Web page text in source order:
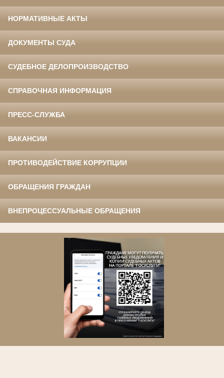
НОРМАТИВНЫЕ АКТЫ
ДОКУМЕНТЫ СУДА
СУДЕБНОЕ ДЕЛОПРОИЗВОДСТВО
СПРАВОЧНАЯ ИНФОРМАЦИЯ
ПРЕСС-СЛУЖБА
ВАКАНСИИ
ПРОТИВОДЕЙСТВИЕ КОРРУПЦИИ
ОБРАЩЕНИЯ ГРАЖДАН
ВНЕПРОЦЕССУАЛЬНЫЕ ОБРАЩЕНИЯ